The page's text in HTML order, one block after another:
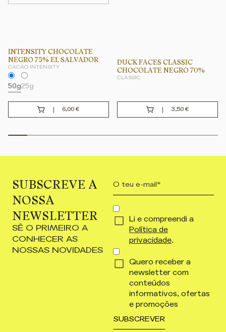
INTENSITY CHOCOLATE
NEGRO 75% EL SALVADOR
CACAO INTENSITY
50g25g
6,00 €
DUCK FACES CLASSIC
CHOCOLATE NEGRO 70%
CLASSIC
3,50 €
SUBSCREVE A
NOSSA
NEWSLETTER
SÊ O PRIMEIRO A
CONHECER AS
NOSSAS NOVIDADES
Your
CONCENT
(OBRIGATÓRIO)
Li e compreendi a
Política de
privacidade.
Quero receber a
newsletter com
conteúdos
informativos, ofertas
e promoções